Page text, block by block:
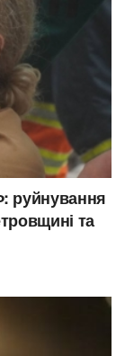
руйнування
та